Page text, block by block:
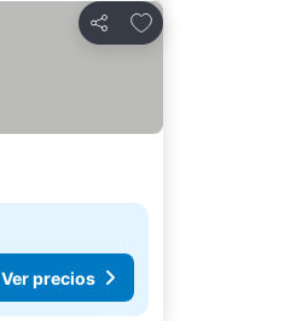
Compartir
Agregar a favoritos
Ver precios